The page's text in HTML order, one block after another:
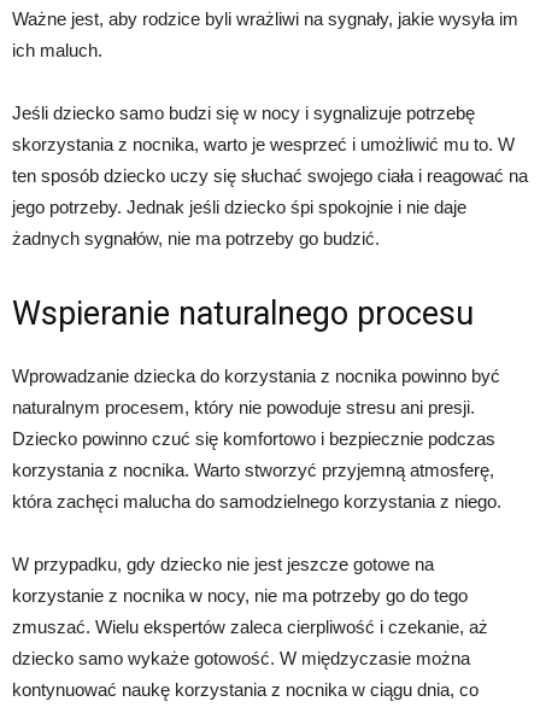
Ważne jest, aby rodzice byli wrażliwi na sygnały, jakie wysyła im
ich maluch.
Jeśli dziecko samo budzi się w nocy i sygnalizuje potrzebę
skorzystania z nocnika, warto je wesprzeć i umożliwić mu to. W
ten sposób dziecko uczy się słuchać swojego ciała i reagować na
jego potrzeby. Jednak jeśli dziecko śpi spokojnie i nie daje
żadnych sygnałów, nie ma potrzeby go budzić.
Wspieranie naturalnego procesu
Wprowadzanie dziecka do korzystania z nocnika powinno być
naturalnym procesem, który nie powoduje stresu ani presji.
Dziecko powinno czuć się komfortowo i bezpiecznie podczas
korzystania z nocnika. Warto stworzyć przyjemną atmosferę,
która zachęci malucha do samodzielnego korzystania z niego.
W przypadku, gdy dziecko nie jest jeszcze gotowe na
korzystanie z nocnika w nocy, nie ma potrzeby go do tego
zmuszać. Wielu ekspertów zaleca cierpliwość i czekanie, aż
dziecko samo wykaże gotowość. W międzyczasie można
kontynuować naukę korzystania z nocnika w ciągu dnia, co